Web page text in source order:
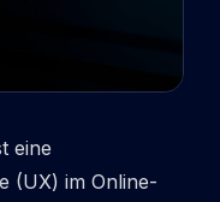
eine
(UX) im Online-